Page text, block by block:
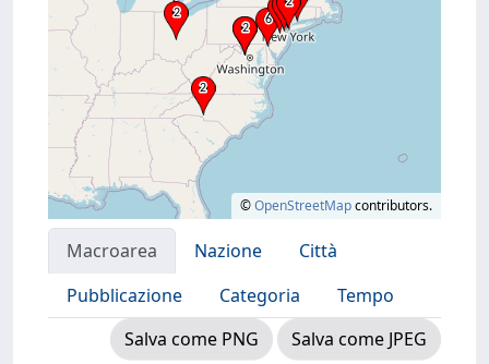
©OpenStreetMapcontributors.
Macroarea Nazione
Città
Pubblicazione
Categoria
Tempo
Salva come PNG
Salva come JPEG